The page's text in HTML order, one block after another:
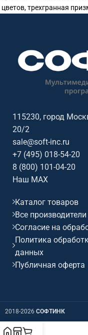
цветов, трехгранная
115230, город
20/2
sale@soft-inc.ru
+7 (495) 018-54-20
8 (800) 101-04-20
Наш MAX
Каталог товаров
Все производители
Согласие на
Политика
данных
Публичная оферта
2018-2026 СОФТИНК